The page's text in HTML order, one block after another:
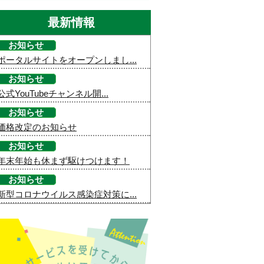
最新情報
お知らせ
ータルサイトをオープンしまし...
お知らせ
式YouTubeチャンネル開...
お知らせ
格改定のお知らせ
お知らせ
末年始も休まず駆けつけます！
お知らせ
型コロナウイルス感染症対策に...